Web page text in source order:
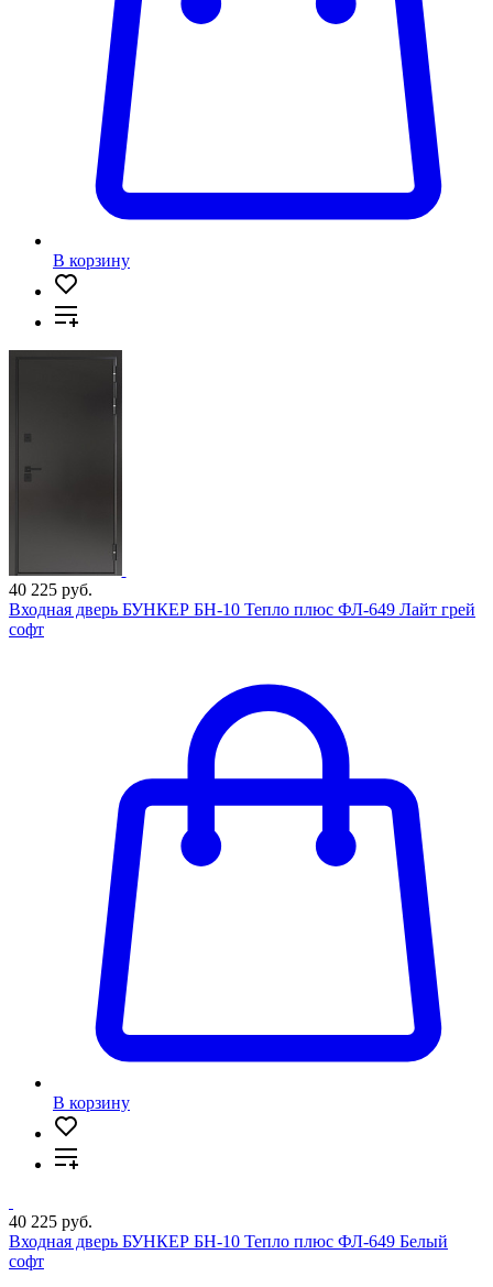
В корзину
40 225 руб.
Входная дверь БУНКЕР БН-10 Тепло плюс ФЛ-649 Лайт грей
софт
В корзину
40 225 руб.
Входная дверь БУНКЕР БН-10 Тепло плюс ФЛ-649 Белый
софт